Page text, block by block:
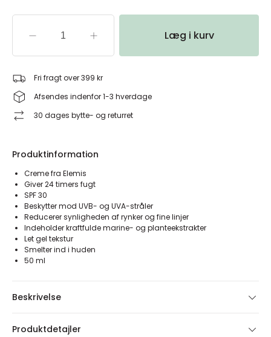
Læg i kurv
Fri fragt over 399 kr
Afsendes indenfor 1-3 hverdage
30 dages bytte- og returret
Produktinformation
Creme fra Elemis
Giver 24 timers fugt
SPF 30
Beskytter mod UVB- og UVA-stråler
Reducerer synligheden af rynker og fine linjer
Indeholder kraftfulde marine- og planteekstrakter
Let gel tekstur
Smelter ind i huden
50 ml
Beskrivelse
Produktdetajler